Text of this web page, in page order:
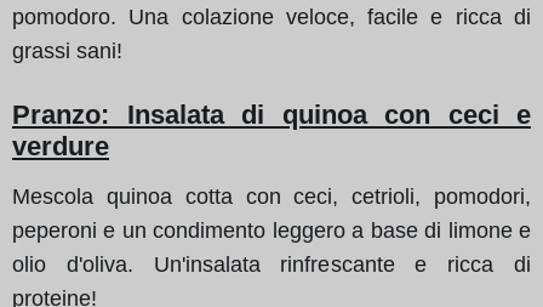
pomodoro. Una colazione veloce, facile e ricca di
grassi sani!
Pranzo: Insalata di quinoa con ceci e
verdure
Mescola quinoa cotta con ceci, cetrioli, pomodori,
peperoni e un condimento leggero a base di limone e
olio d'oliva. Un'insalata rinfrescante e ricca di
proteine!